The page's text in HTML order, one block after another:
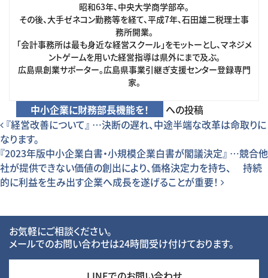
昭和63年、中央大学商学部卒。
その後、大手ゼネコン勤務等を経て、平成7年、石田雄二税理士事
務所開業。
「会計事務所は最も身近な経営スクール」をモットーとし、マネジメ
ントゲームを用いた経営指導は県外にまで及ぶ。
広島県創業サポーター。広島県事業引継ぎ支援センター登録専門
家。
中小企業に財務部長機能を！ への投稿
投稿ナビゲーション
『経営改善について』 …決断の遅れ、中途半端な改革は命取りに
なります。
『2023年版中小企業白書・小規模企業白書が閣議決定』 …競合他
社が提供できない価値の創出により、価格決定力を持ち、 持続
的に利益を生み出す企業へ成長を遂げることが重要！
お気軽にご相談ください。
メールでのお問い合わせは24時間受け付けております。